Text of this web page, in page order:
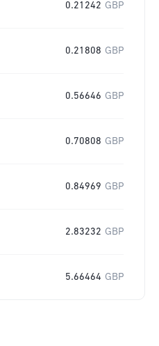
0.21242 GBP
0.21808 GBP
0.56646 GBP
0.70808 GBP
0.84969 GBP
2.83232 GBP
5.66464 GBP